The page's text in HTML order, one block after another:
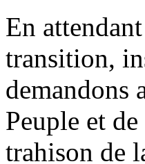
En
transition,
demandons
Peuple et
trahison de